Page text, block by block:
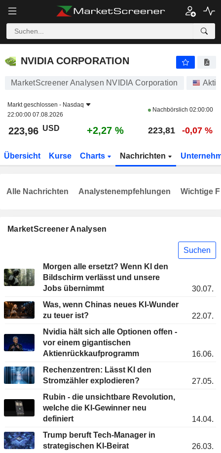
NVIDIA CORPORATION
NVIDIA CORPORATION
MarketScreener Analysen NVIDIA Corporation
Markt geschlossen - Nasdaq
22:00:00 07.08.2026
Nachbörslich 02:00:00
223,96 USD +2,27 % 223,81 -0,07 %
Übersicht Kurse Charts Nachrichten
MarketScreener Analysen
Suchen
Morgen alle ersetzt? Wenn KI den
Bildschirm verlässt und unsere
Jobs übernimmt
30.07.
Was, wenn Chinas neues KI-Wunder
zu teuer ist?
22.07.
Nvidia hält sich alle Optionen offen -
vor einem gigantischen
Aktienrückkaufprogramm
16.06.
Rechenzentren: Lässt KI den
Stromzähler explodieren?
27.05.
Rubin - die unsichtbare Revolution,
welche die KI-Gewinner neu
definiert
14.04.
Trump beruft Tech-Manager in
strategischen KI-Beirat
26.03.
Alle Nachrichten Analystenempfehlungen Wichtige